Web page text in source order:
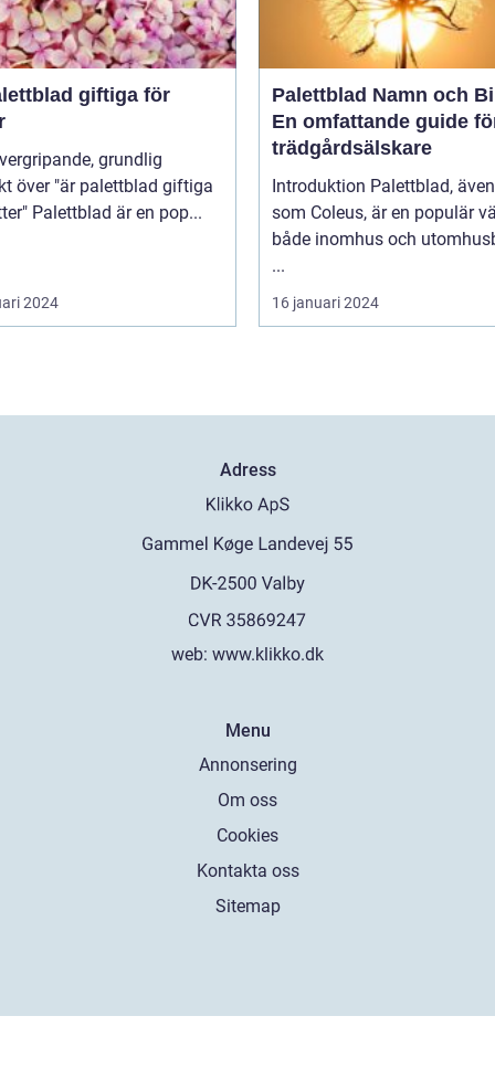
giftiga för
över "är palettblad giftiga
för katter" Palettblad är en pop...
2024
Palettblad Namn och
En omfattande guide
trädgårdsälskare
Introduktion Palettblad,
som Coleus, är en populär
både inomhus och
...
16 januari 2024
Adress
web: www.klikko.dk
Menu
Annonsering
Om oss
Cookies
Kontakta oss
Sitemap